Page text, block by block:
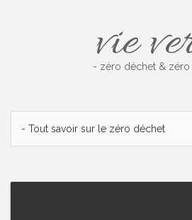
vie
- zéro déchet & zéro